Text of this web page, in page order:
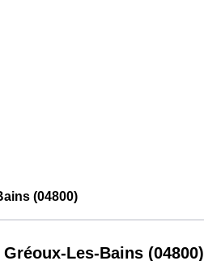
(04800)
Les-Bains (04800)